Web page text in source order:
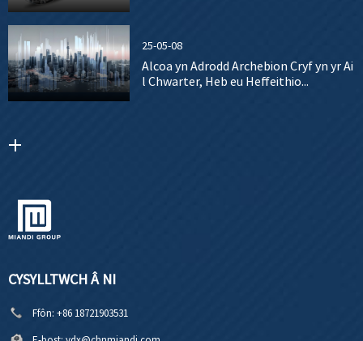
25-05-08
Alcoa yn Adrodd Archebion Cryf yn yr Ai
l Chwarter, Heb eu Heffeithio...
CYSYLLTWCH Â NI
Ffôn: +86 18721903531